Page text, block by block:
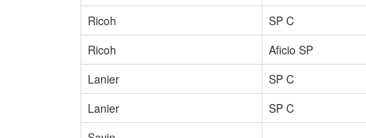
Ricoh
SP C
Ricoh
Aficio SP
Lanier
SP C
Lanier
SP C